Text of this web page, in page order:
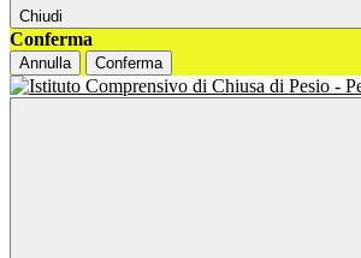
Chiudi
Conferma
Annulla Conferma